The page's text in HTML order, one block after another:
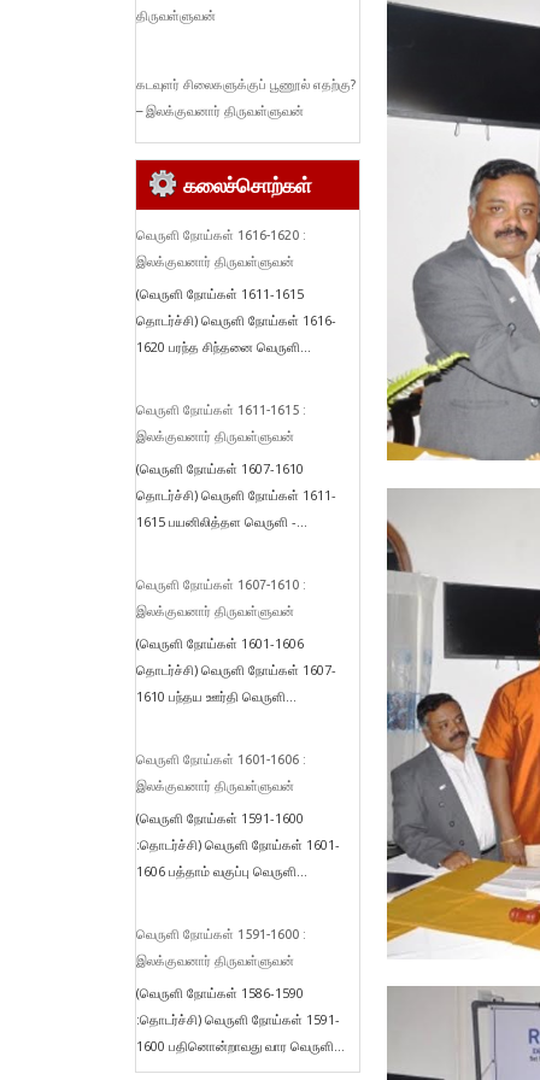
திருவள்ளுவன்
கடவுளர் சிலைகளுக்குப் பூணூல் எதற்கு?
– இலக்குவனார் திருவள்ளுவன்
கலைச்சொற்கள்
வெருளி நோய்கள் 1616-1620 :
இலக்குவனார் திருவள்ளுவன்
(வெருளி நோய்கள் 1611-1615
தொடர்ச்சி) வெருளி நோய்கள் 1616-
1620 பரந்த சிந்தனை வெருளி...
வெருளி நோய்கள் 1611-1615 :
இலக்குவனார் திருவள்ளுவன்
(வெருளி நோய்கள் 1607-1610
தொடர்ச்சி) வெருளி நோய்கள் 1611-
1615 பயனிலித்தள வெருளி -...
வெருளி நோய்கள் 1607-1610 :
இலக்குவனார் திருவள்ளுவன்
(வெருளி நோய்கள் 1601-1606
தொடர்ச்சி) வெருளி நோய்கள் 1607-
1610 பந்தய ஊர்தி வெருளி...
வெருளி நோய்கள் 1601-1606 :
இலக்குவனார் திருவள்ளுவன்
(வெருளி நோய்கள் 1591-1600
:தொடர்ச்சி) வெருளி நோய்கள் 1601-
1606 பத்தாம் வகுப்பு வெருளி...
வெருளி நோய்கள் 1591-1600 :
இலக்குவனார் திருவள்ளுவன்
(வெருளி நோய்கள் 1586-1590
:தொடர்ச்சி) வெருளி நோய்கள் 1591-
1600 பதினொன்றாவது வார வெருளி...